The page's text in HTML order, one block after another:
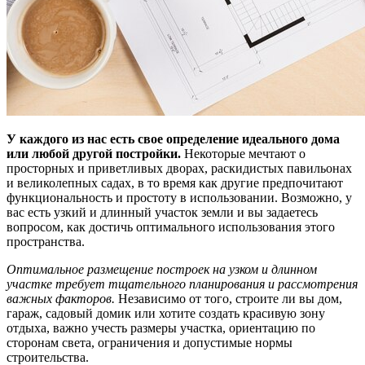
У каждого из нас есть свое определение идеального дома
или любой другой постройки. Некоторые мечтают о
просторных и приветливых дворах, раскидистых павильонах
и великолепных садах, в то время как другие предпочитают
функциональность и простоту в использовании. Возможно, у
вас есть узкий и длинный участок земли и вы задаетесь
вопросом, как достичь оптимального использования этого
пространства.
Оптимальное размещение построек на узком и длинном
участке требует тщательного планирования и рассмотрения
важных факторов. Независимо от того, строите ли вы дом,
гараж, садовый домик или хотите создать красивую зону
отдыха, важно учесть размеры участка, ориентацию по
сторонам света, ограничения и допустимые нормы
строительства.